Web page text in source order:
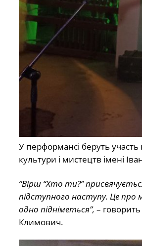
У перформансі беруть
культури і мистецтв імені
“Вірш “Хто ти?”
підступного наступу. Це про
одно підніметься”, –
Климович.